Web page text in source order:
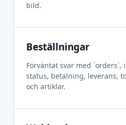
bild.
Beställningar
Förväntat svar med `orders`,
status, betalning, leverans,
och artiklar.